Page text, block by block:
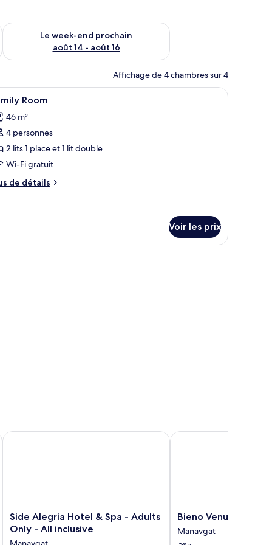
août 7 - août 9
Le week-end prochain
août 14 - août 16
Vérifier la disponibilité pour le week-end prochain août 14 -
Affichage de 4 chambres sur 4
Une chambre d’hôtel avec deux lits, un
3 Room
46 m²
4 personnes
2 lits 1 place et 1 lit double
Wi-Fi gratuit
de détails
Voir les prix
Side
Alegria
Hotel
Side Alegria Hotel & Spa - Adults
Only - All inclusive
Side Alegria Hotel & Spa - Adults Only - All inclusive
Bieno
Venus
Hotel
Bieno Venus Hotel
Manavgat
Bieno Venus Hotel